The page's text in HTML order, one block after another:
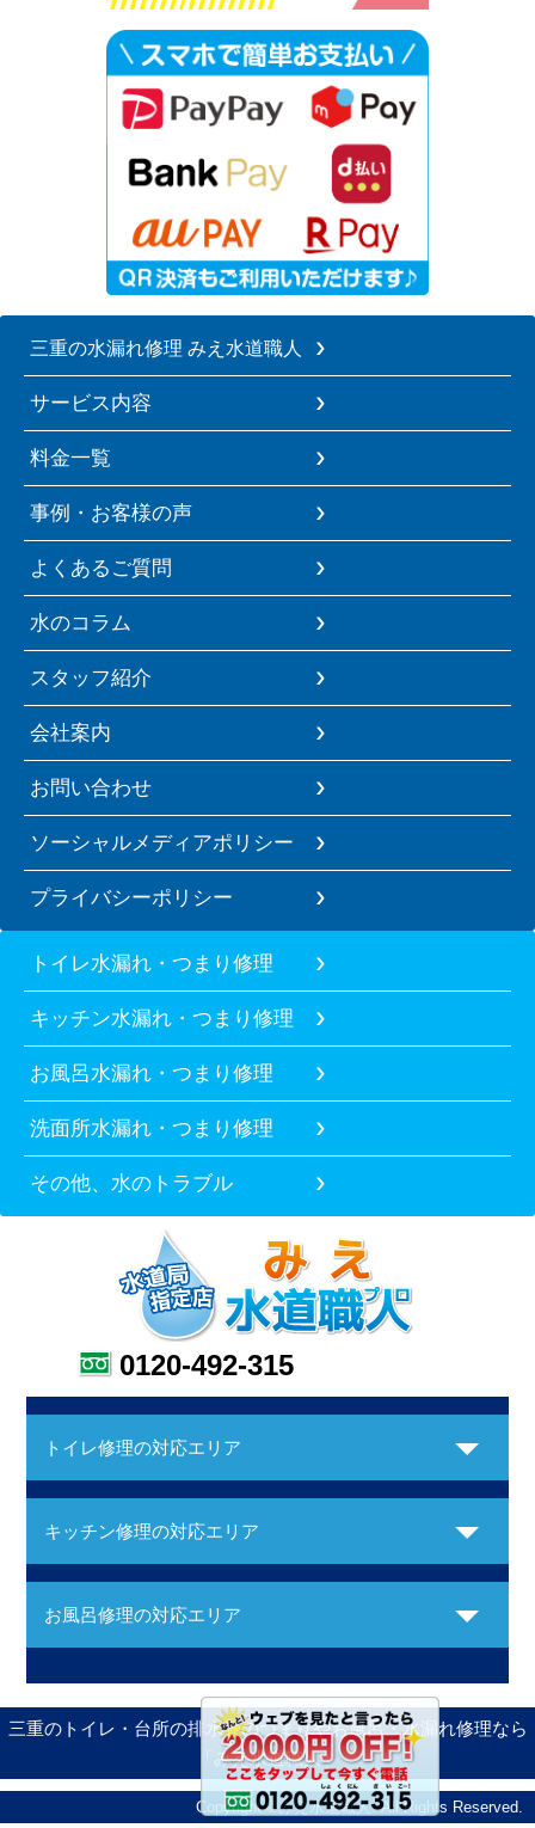
三重の水漏れ修理 みえ水道職人
サービス内容
料金一覧
事例・お客様の声
よくあるご質問
水のコラム
スタッフ紹介
会社案内
お問い合わせ
ソーシャルメディアポリシー
プライバシーポリシー
トイレ水漏れ・つまり修理
キッチン水漏れ・つまり修理
お風呂水漏れ・つまり修理
洗面所水漏れ・つまり修理
その他、水のトラブル
0120-492-315
トイレ修理の対応エリア
キッチン修理の対応エリア
お風呂修理の対応エリア
三重のトイレ・台所の排水管のつまりやお風呂・水漏れ修理なら
「みえ水道職人」
Copyright ©みえ水道職人. All Rights Reserved.